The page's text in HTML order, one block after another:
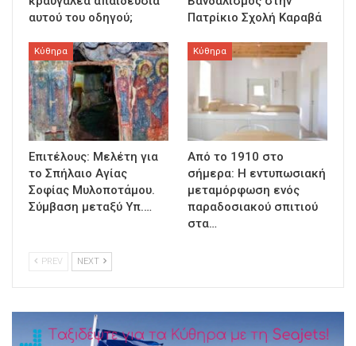
αυτού του οδηγού;
Πατρίκιο Σχολή Καραβά
Κύθηρα
Επιτέλους: Μελέτη για
το Σπήλαιο Αγίας
Σοφίας Μυλοποτάμου.
Σύμβαση μεταξύ Υπ.…
Κύθηρα
Από το 1910 στο
σήμερα: Η εντυπωσιακή
μεταμόρφωση ενός
παραδοσιακού σπιτιού
στα…
PREV NEXT